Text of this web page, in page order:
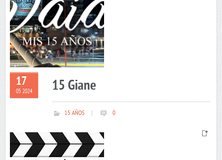
17
05 2024 15 Giane
15 AÑOS 0